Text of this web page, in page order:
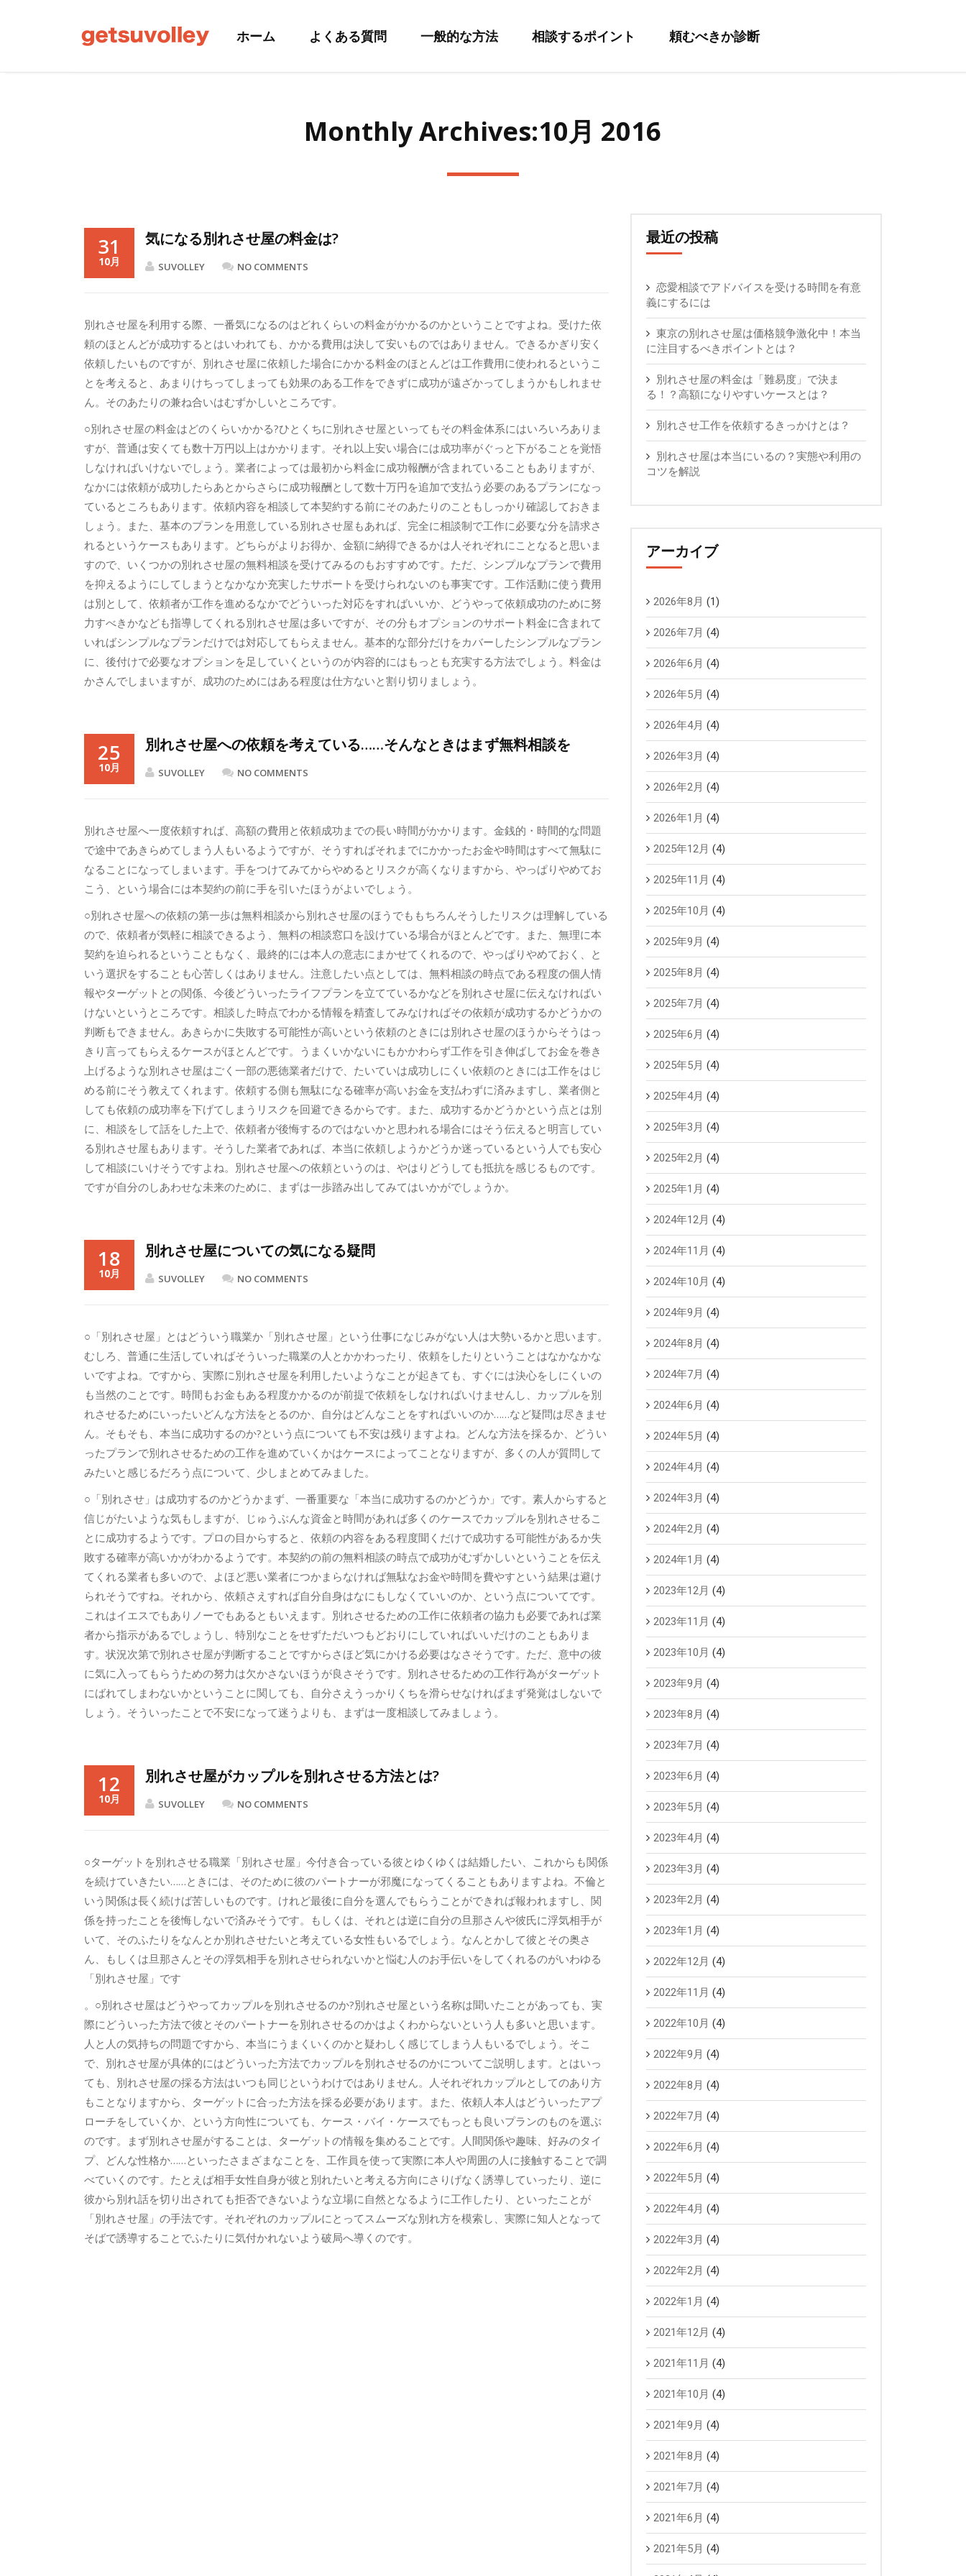
ホーム よくある質問 一般的な方法 相談するポイント 頼むべきか診断
Monthly Archives:10月 2016
31
10月
気になる別れさせ屋の料金は?
SUVOLLEY NO COMMENTS
別れさせ屋を利用する際、一番気になるのはどれくらいの料金がかかるのかということですよね。受けた依
頼のほとんどが成功するとはいわれても、かかる費用は決して安いものではありません。できるかぎり安く
依頼したいものですが、別れさせ屋に依頼した場合にかかる料金のほとんどは工作費用に使われるというこ
とを考えると、あまりけちってしまっても効果のある工作をできずに成功が遠ざかってしまうかもしれませ
ん。そのあたりの兼ね合いはむずかしいところです。
○別れさせ屋の料金はどのくらいかかる?ひとくちに別れさせ屋といってもその料金体系にはいろいろありま
すが、普通は安くても数十万円以上はかかります。それ以上安い場合には成功率がぐっと下がることを覚悟
しなければいけないでしょう。業者によっては最初から料金に成功報酬が含まれていることもありますが、
なかには依頼が成功したらあとからさらに成功報酬として数十万円を追加で支払う必要のあるプランになっ
ているところもあります。依頼内容を相談して本契約する前にそのあたりのこともしっかり確認しておきま
しょう。また、基本のプランを用意している別れさせ屋もあれば、完全に相談制で工作に必要な分を請求さ
れるというケースもあります。どちらがよりお得か、金額に納得できるかは人それぞれにことなると思いま
すので、いくつかの別れさせ屋の無料相談を受けてみるのもおすすめです。ただ、シンプルなプランで費用
を抑えるようにしてしまうとなかなか充実したサポートを受けられないのも事実です。工作活動に使う費用
は別として、依頼者が工作を進めるなかでどういった対応をすればいいか、どうやって依頼成功のために努
力すべきかなども指導してくれる別れさせ屋は多いですが、その分もオプションのサポート料金に含まれて
いればシンプルなプランだけでは対応してもらえません。基本的な部分だけをカバーしたシンプルなプラン
に、後付けで必要なオプションを足していくというのが内容的にはもっとも充実する方法でしょう。料金は
かさんでしまいますが、成功のためにはある程度は仕方ないと割り切りましょう。
25
10月
別れさせ屋への依頼を考えている……そんなときはまず無料相談を
SUVOLLEY NO COMMENTS
別れさせ屋へ一度依頼すれば、高額の費用と依頼成功までの長い時間がかかります。金銭的・時間的な問題
で途中であきらめてしまう人もいるようですが、そうすればそれまでにかかったお金や時間はすべて無駄に
なることになってしまいます。手をつけてみてからやめるとリスクが高くなりますから、やっぱりやめてお
こう、という場合には本契約の前に手を引いたほうがよいでしょう。
○別れさせ屋への依頼の第一歩は無料相談から別れさせ屋のほうでももちろんそうしたリスクは理解している
ので、依頼者が気軽に相談できるよう、無料の相談窓口を設けている場合がほとんどです。また、無理に本
契約を迫られるということもなく、最終的には本人の意志にまかせてくれるので、やっぱりやめておく、と
いう選択をすることも心苦しくはありません。注意したい点としては、無料相談の時点である程度の個人情
報やターゲットとの関係、今後どういったライフプランを立てているかなどを別れさせ屋に伝えなければい
けないというところです。相談した時点でわかる情報を精査してみなければその依頼が成功するかどうかの
判断もできません。あきらかに失敗する可能性が高いという依頼のときには別れさせ屋のほうからそうはっ
きり言ってもらえるケースがほとんどです。うまくいかないにもかかわらず工作を引き伸ばしてお金を巻き
上げるような別れさせ屋はごく一部の悪徳業者だけで、たいていは成功しにくい依頼のときには工作をはじ
める前にそう教えてくれます。依頼する側も無駄になる確率が高いお金を支払わずに済みますし、業者側と
しても依頼の成功率を下げてしまうリスクを回避できるからです。また、成功するかどうかという点とは別
に、相談をして話をした上で、依頼者が後悔するのではないかと思われる場合にはそう伝えると明言してい
る別れさせ屋もあります。そうした業者であれば、本当に依頼しようかどうか迷っているという人でも安心
して相談にいけそうですよね。別れさせ屋への依頼というのは、やはりどうしても抵抗を感じるものです。
ですが自分のしあわせな未来のために、まずは一歩踏み出してみてはいかがでしょうか。
18
10月
別れさせ屋についての気になる疑問
SUVOLLEY NO COMMENTS
○「別れさせ屋」とはどういう職業か「別れさせ屋」という仕事になじみがない人は大勢いるかと思います。
むしろ、普通に生活していればそういった職業の人とかかわったり、依頼をしたりということはなかなかな
いですよね。ですから、実際に別れさせ屋を利用したいようなことが起きても、すぐには決心をしにくいの
も当然のことです。時間もお金もある程度かかるのが前提で依頼をしなければいけませんし、カップルを別
れさせるためにいったいどんな方法をとるのか、自分はどんなことをすればいいのか……など疑問は尽きませ
ん。そもそも、本当に成功するのか?という点についても不安は残りますよね。どんな方法を採るか、どうい
ったプランで別れさせるための工作を進めていくかはケースによってことなりますが、多くの人が質問して
みたいと感じるだろう点について、少しまとめてみました。
○「別れさせ」は成功するのかどうかまず、一番重要な「本当に成功するのかどうか」です。素人からすると
信じがたいような気もしますが、じゅうぶんな資金と時間があれば多くのケースでカップルを別れさせるこ
とに成功するようです。プロの目からすると、依頼の内容をある程度聞くだけで成功する可能性があるか失
敗する確率が高いかがわかるようです。本契約の前の無料相談の時点で成功がむずかしいということを伝え
てくれる業者も多いので、よほど悪い業者につかまらなければ無駄なお金や時間を費やすという結果は避け
られそうですね。それから、依頼さえすれば自分自身はなにもしなくていいのか、という点についてです。
これはイエスでもありノーでもあるともいえます。別れさせるための工作に依頼者の協力も必要であれば業
者から指示があるでしょうし、特別なことをせずただいつもどおりにしていればいいだけのこともありま
す。状況次第で別れさせ屋が判断することですからさほど気にかける必要はなさそうです。ただ、意中の彼
に気に入ってもらうための努力は欠かさないほうが良さそうです。別れさせるための工作行為がターゲット
にばれてしまわないかということに関しても、自分さえうっかりくちを滑らせなければまず発覚はしないで
しょう。そういったことで不安になって迷うよりも、まずは一度相談してみましょう。
12
10月
別れさせ屋がカップルを別れさせる方法とは?
SUVOLLEY NO COMMENTS
○ターゲットを別れさせる職業「別れさせ屋」今付き合っている彼とゆくゆくは結婚したい、これからも関係
を続けていきたい……ときには、そのために彼のパートナーが邪魔になってくることもありますよね。不倫と
いう関係は長く続けば苦しいものです。けれど最後に自分を選んでもらうことができれば報われますし、関
係を持ったことを後悔しないで済みそうです。もしくは、それとは逆に自分の旦那さんや彼氏に浮気相手が
いて、そのふたりをなんとか別れさせたいと考えている女性もいるでしょう。なんとかして彼とその奥さ
ん、もしくは旦那さんとその浮気相手を別れさせられないかと悩む人のお手伝いをしてくれるのがいわゆる
「別れさせ屋」です
。○別れさせ屋はどうやってカップルを別れさせるのか?別れさせ屋という名称は聞いたことがあっても、実
際にどういった方法で彼とそのパートナーを別れさせるのかはよくわからないという人も多いと思います。
人と人の気持ちの問題ですから、本当にうまくいくのかと疑わしく感じてしまう人もいるでしょう。そこ
で、別れさせ屋が具体的にはどういった方法でカップルを別れさせるのかについてご説明します。とはいっ
ても、別れさせ屋の採る方法はいつも同じというわけではありません。人それぞれカップルとしてのあり方
もことなりますから、ターゲットに合った方法を採る必要があります。また、依頼人本人はどういったアプ
ローチをしていくか、という方向性についても、ケース・バイ・ケースでもっとも良いプランのものを選ぶ
のです。まず別れさせ屋がすることは、ターゲットの情報を集めることです。人間関係や趣味、好みのタイ
プ、どんな性格か……といったさまざまなことを、工作員を使って実際に本人や周囲の人に接触することで調
べていくのです。たとえば相手女性自身が彼と別れたいと考える方向にさりげなく誘導していったり、逆に
彼から別れ話を切り出されても拒否できないような立場に自然となるように工作したり、といったことが
「別れさせ屋」の手法です。それぞれのカップルにとってスムーズな別れ方を模索し、実際に知人となって
そばで誘導することでふたりに気付かれないよう破局へ導くのです。
最近の投稿
恋愛相談でアドバイスを受ける時間を有意
義にするには
東京の別れさせ屋は価格競争激化中！本当
に注目するべきポイントとは？
別れさせ屋の料金は「難易度」で決ま
る！？高額になりやすいケースとは？
別れさせ工作を依頼するきっかけとは？
別れさせ屋は本当にいるの？実態や利用の
コツを解説
アーカイブ
2026年8月 (1)
2026年7月 (4)
2026年6月 (4)
2026年5月 (4)
2026年4月 (4)
2026年3月 (4)
2026年2月 (4)
2026年1月 (4)
2025年12月 (4)
2025年11月 (4)
2025年10月 (4)
2025年9月 (4)
2025年8月 (4)
2025年7月 (4)
2025年6月 (4)
2025年5月 (4)
2025年4月 (4)
2025年3月 (4)
2025年2月 (4)
2025年1月 (4)
2024年12月 (4)
2024年11月 (4)
2024年10月 (4)
2024年9月 (4)
2024年8月 (4)
2024年7月 (4)
2024年6月 (4)
2024年5月 (4)
2024年4月 (4)
2024年3月 (4)
2024年2月 (4)
2024年1月 (4)
2023年12月 (4)
2023年11月 (4)
2023年10月 (4)
2023年9月 (4)
2023年8月 (4)
2023年7月 (4)
2023年6月 (4)
2023年5月 (4)
2023年4月 (4)
2023年3月 (4)
2023年2月 (4)
2023年1月 (4)
2022年12月 (4)
2022年11月 (4)
2022年10月 (4)
2022年9月 (4)
2022年8月 (4)
2022年7月 (4)
2022年6月 (4)
2022年5月 (4)
2022年4月 (4)
2022年3月 (4)
2022年2月 (4)
2022年1月 (4)
2021年12月 (4)
2021年11月 (4)
2021年10月 (4)
2021年9月 (4)
2021年8月 (4)
2021年7月 (4)
2021年6月 (4)
2021年5月 (4)